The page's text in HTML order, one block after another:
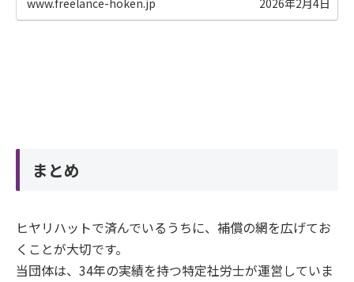
www.freelance-hoken.jp 2026年2月4日
まとめ
ヒヤリハットで済んでいるうちに、補償の網を広げてお
くことが大切です。
当団体は、34年の実績を持つ特定社労士が運営していま